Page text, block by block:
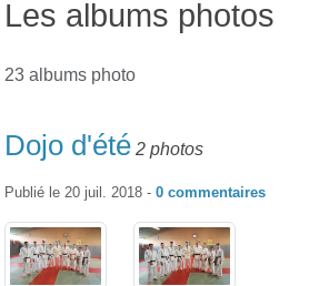
Les albums photos
23 albums photo
Dojo d'été 2 photos
Publié le 20 juil. 2018 - 0 commentaires